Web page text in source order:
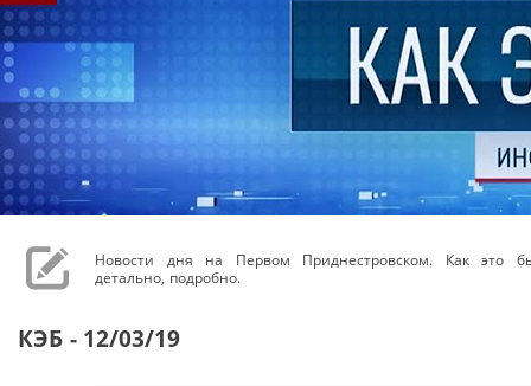
Новости дня на Первом Приднестровском. Как это
детально, подробно.
КЭБ - 12/03/19